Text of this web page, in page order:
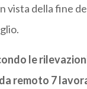
vista della fine
le
remoto 7